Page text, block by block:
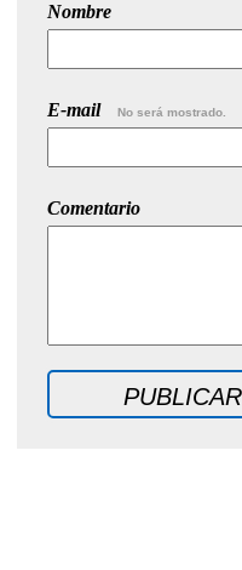
Nombre
E-mail No será mostrado.
Comentario